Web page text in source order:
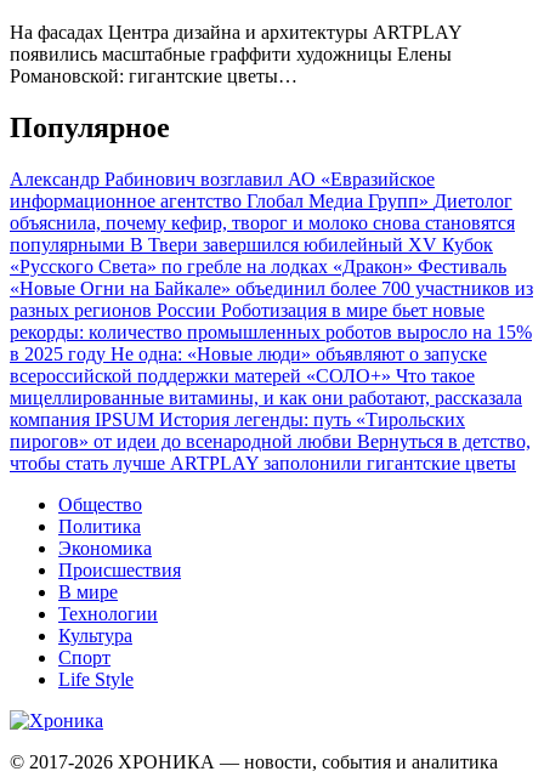
На фасадах Центра дизайна и архитектуры ARTPLAY
появились масштабные граффити художницы Елены
Романовской: гигантские цветы…
Популярное
Александр Рабинович возглавил АО «Евразийское
информационное агентство Глобал Медиа Групп» Диетолог
объяснила, почему кефир, творог и молоко снова становятся
популярными В Твери завершился юбилейный XV Кубок
«Русского Света» по гребле на лодках «Дракон» Фестиваль
«Новые Огни на Байкале» объединил более 700 участников из
разных регионов России Роботизация в мире бьет новые
рекорды: количество промышленных роботов выросло на 15%
в 2025 году Не одна: «Новые люди» объявляют о запуске
всероссийской поддержки матерей «СОЛО+» Что такое
мицеллированные витамины, и как они работают, рассказала
компания IPSUM История легенды: путь «Тирольских
пирогов» от идеи до всенародной любви Вернуться в детство,
чтобы стать лучше ARTPLAY заполонили гигантские цветы
Общество
Политика
Экономика
Происшествия
В мире
Технологии
Культура
Спорт
Life Style
© 2017-2026 ХРОНИКА — новости, события и аналитика